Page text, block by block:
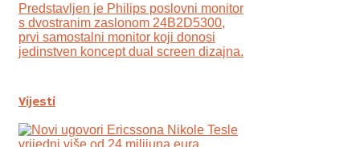
Predstavljen je Philips poslovni monitor
s dvostranim zaslonom 24B2D5300,
prvi samostalni monitor koji donosi
jedinstven koncept dual screen dizajna.
Vijesti